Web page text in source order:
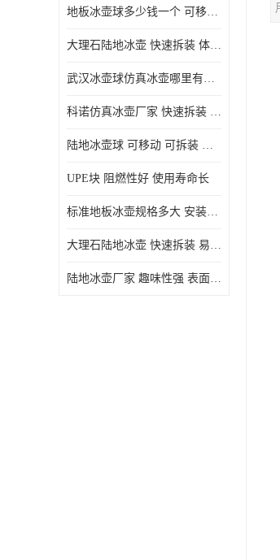
MGE滑板滑块
地板冰壶球多少钱一个 可移动 可拆装 滑行阻力小
大理石陆地冰壶 快速拆装 体积小 重量轻
武汉冰壶球仿真冰壶哪里有卖 趣味性强 体积小 重量轻
科诺仿真冰壶厂家 快速拆装 不受季节影响
陆地冰壶球 可移动 可拆装 表面具有自润滑功能
UPE块 阻燃性好 使用寿命长
标准地板冰壶规格多大 安装简单 方便携带和存储
大理石陆地冰壶 快速拆装 易于学习和掌握
陆地冰壶厂家 趣味性强 表面具有自润滑功能